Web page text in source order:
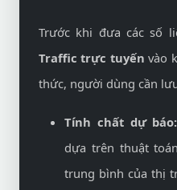
Trước khi đưa các số
Traffic trực tuyến vào
thức, người dùng cần
Tính chất dự báo:
dựa trên thuật
trung bình của thị